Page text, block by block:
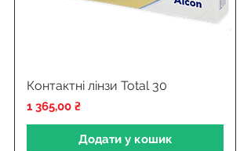
Контактні лінзи Total 30
Ціна
1 365,00 ₴
Додати у кошик